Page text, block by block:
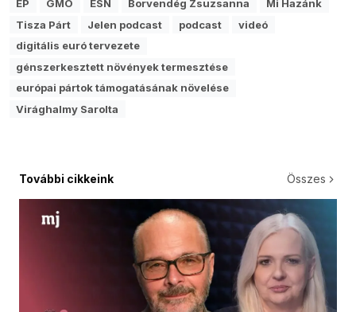
EP GMO ESN Borvendég Zsuzsanna
Mi Hazánk
Tisza Párt
Jelen podcast podcast
videó
digitális euró tervezete
génszerkesztett növények termesztése
európai pártok támogatásának növelése
Virághalmy Sarolta
További cikkeink Összes